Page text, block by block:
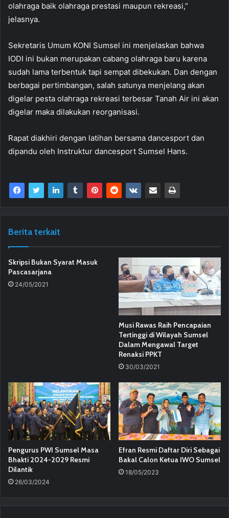
olahraga baik olahraga prestasi maupun rekreasi,”
jelasnya.
Sekretaris Umum KONI Sumsel ini menjelaskan bahwa
IODI ini bukan merupakan cabang olahraga baru karena
sudah lama terbentuk tapi sempat dibekukan. Dan dengan
berbagai pertimbangan, salah satunya menjelang akan
digelar pesta olahraga rekreasi terbesar Tanah Air ini akan
digelar maka dilakukan reorganisasi.
Rapat diakhiri dengan latihan bersama dancesport dan
dipandu oleh Instruktur dancesport Sumsel Hans.
Berita terkait
Skripsi Bukan Syarat Masuk
Pascasarjana
24/05/2021
Musi Rawas Raih Pencapaian
Tertinggi di Wilayah Sumsel
Dalam Mengawal Target
Renaksi PPKT
30/03/2021
Pengurus PWI Sumsel Masa
Bhakti 2024-2029 Resmi
Dilantik
26/03/2024
Efran Resmi Daftar Diri Sebagai
Bakal Calon Ketua IWO Sumsel
18/05/2023